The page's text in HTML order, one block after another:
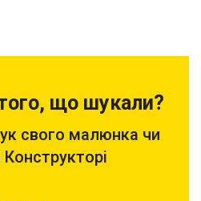
що шукали?
свого малюнка чи